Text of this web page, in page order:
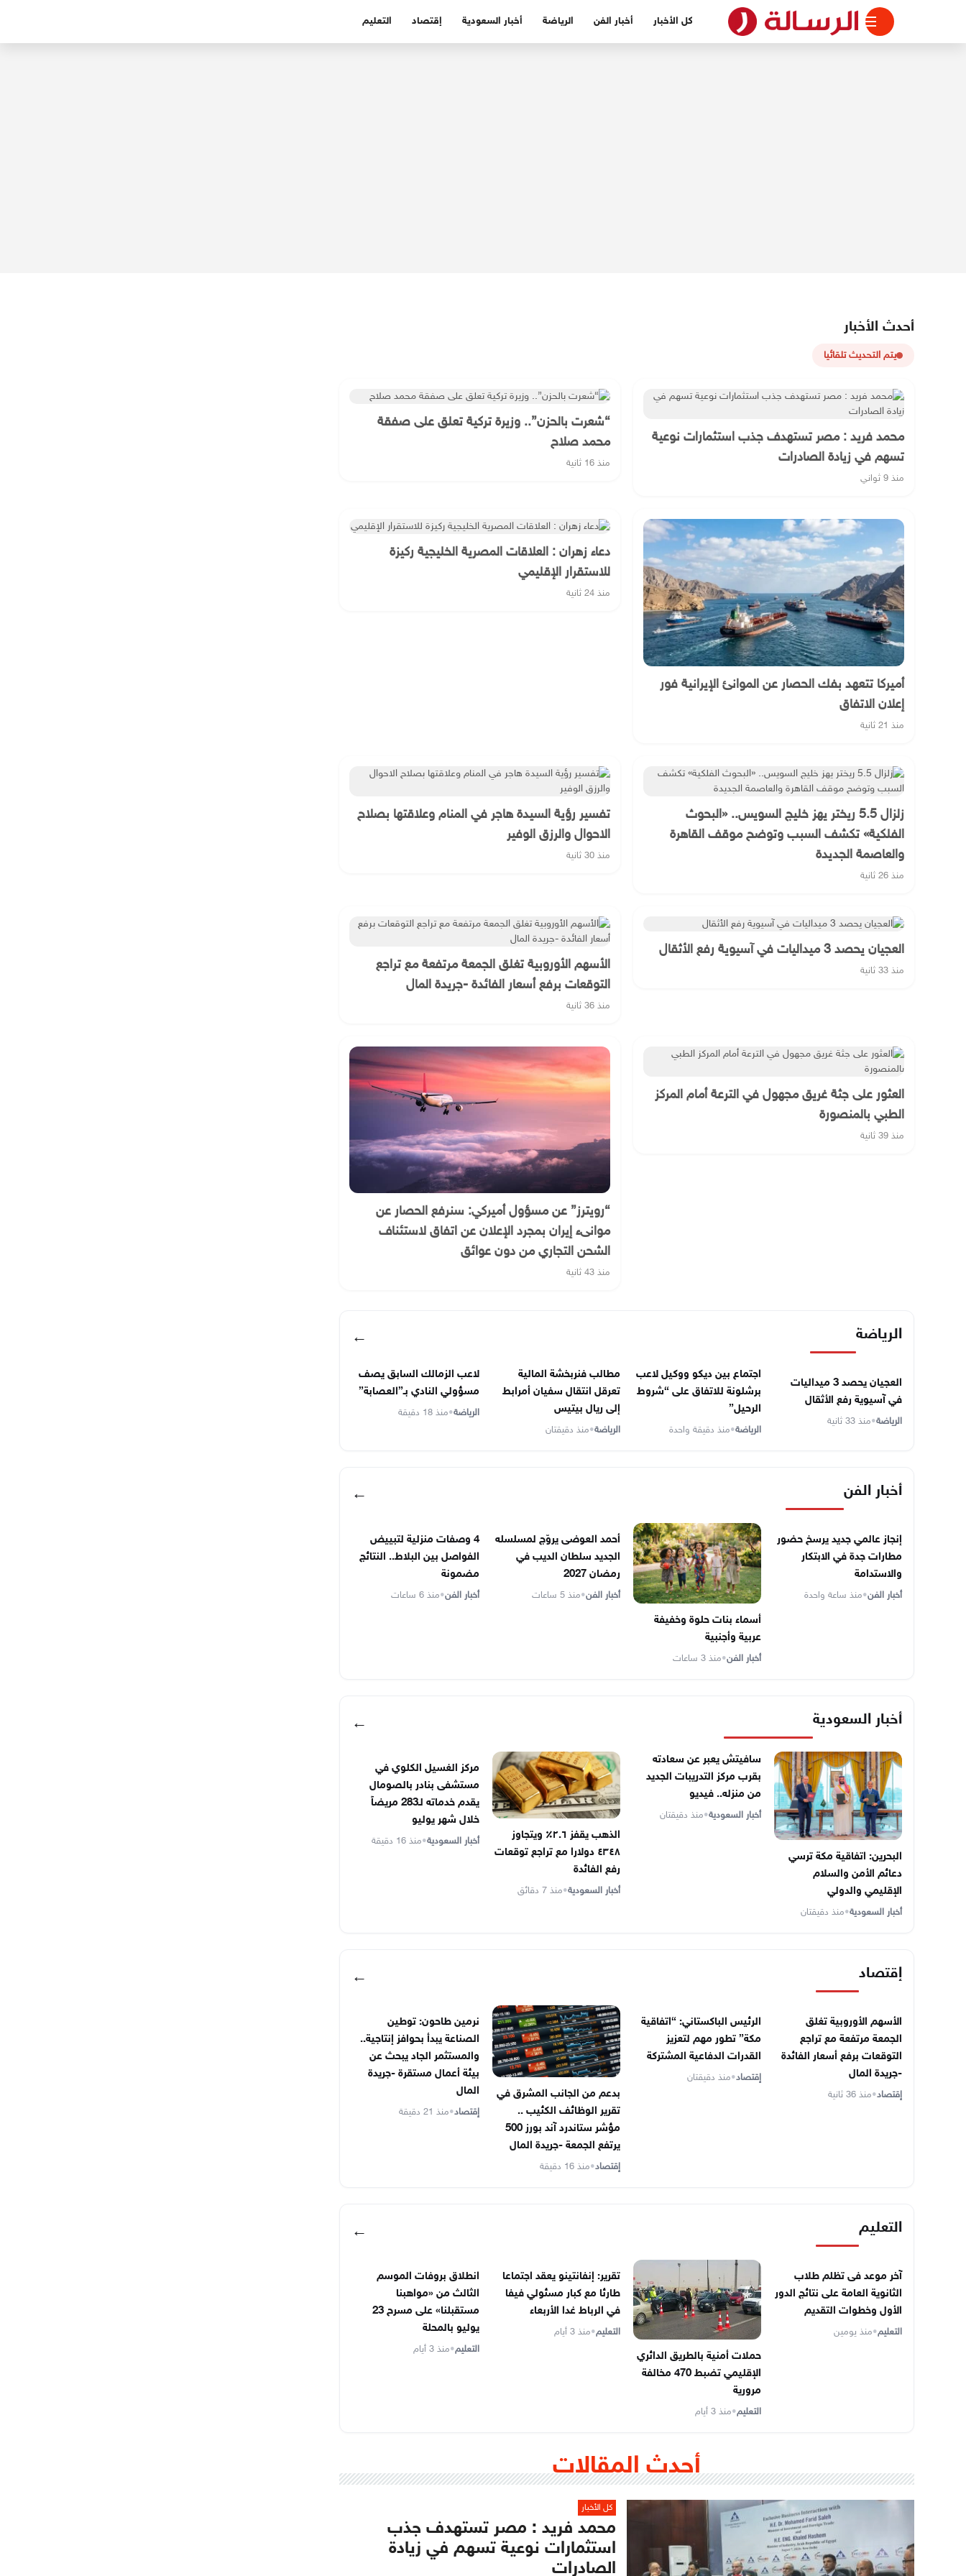
كل الأخبار أخبار الفن الرياضة أخبار السعودية إقتصاد التعليم
أحدث الأخبار
يتم التحديث تلقائيا
محمد فريد : مصر تستهدف جذب استثمارات نوعية
تسهم في زيادة الصادرات
منذ 9 ثواني
“شعرت بالحزن”.. وزيرة تركية تعلق على صفقة
محمد صلاح
منذ 16 ثانية
أميركا تتعهد بفك الحصار عن الموانئ الإيرانية فور
إعلان الاتفاق
منذ 21 ثانية
دعاء زهران : العلاقات المصرية الخليجية ركيزة
للاستقرار الإقليمي
منذ 24 ثانية
زلزال 5.5 ريختر يهز خليج السويس.. «البحوث
الفلكية» تكشف السبب وتوضح موقف القاهرة
والعاصمة الجديدة
منذ 26 ثانية
تفسير رؤية السيدة هاجر في المنام وعلاقتها بصلاح
الاحوال والرزق الوفير
منذ 30 ثانية
العجيان يحصد 3 ميداليات في آسيوية رفع الأثقال
منذ 33 ثانية
الأسهم الأوروبية تغلق الجمعة مرتفعة مع تراجع
التوقعات برفع أسعار الفائدة -جريدة المال
منذ 36 ثانية
العثور على جثة غريق مجهول في الترعة أمام المركز
الطبي بالمنصورة
منذ 39 ثانية
“رويترز” عن مسؤول أميركي: سنرفع الحصار عن
موانىء إيران بمجرد الإعلان عن اتفاق لاستئناف
الشحن التجاري من دون عوائق
منذ 43 ثانية
الرياضة ←
العجيان يحصد 3 ميداليات
في آسيوية رفع الأثقال
الرياضة•منذ 33 ثانية
اجتماع بين ديكو ووكيل لاعب
برشلونة للاتفاق على “شروط
الرحيل”
الرياضة•منذ دقيقة واحدة
مطالب فنربخشة المالية
تعرقل انتقال سفيان أمرابط
إلى ريال بيتيس
الرياضة•منذ دقيقتان
لاعب الزمالك السابق يصف
مسؤولي النادي بـ”العصابة”
الرياضة•منذ 18 دقيقة
أخبار الفن ←
إنجاز عالمي جديد يرسخ حضور
مطارات جدة في الابتكار
والاستدامة
أخبار الفن•منذ ساعة واحدة
أسماء بنات حلوة وخفيفة
عربية وأجنبية
أخبار الفن•منذ 3 ساعات
أحمد العوضى يروّج لمسلسله
الجديد سلطان الديب في
رمضان 2027
أخبار الفن•منذ 5 ساعات
4 وصفات منزلية لتبييض
الفواصل بين البلاط.. النتائج
مضمونة
أخبار الفن•منذ 6 ساعات
أخبار السعودية ←
البحرين: اتفاقية مكة ترسي
دعائم الأمن والسلام
الإقليمي والدولي
أخبار السعودية•منذ دقيقتان
سافيتش يعبر عن سعادته
بقرب مركز التدريبات الجديد
من منزله.. فيديو
أخبار السعودية•منذ دقيقتان
الذهب يقفز ٢.٦٪ ويتجاوز
٤٣٤٨ دولارا مع تراجع توقعات
رفع الفائدة
أخبار السعودية•منذ 7 دقائق
مركز الغسيل الكلوي في
مستشفى بنادر بالصومال
يقدم خدماته لـ283 مريضاً
خلال شهر يوليو
أخبار السعودية•منذ 16 دقيقة
إقتصاد ←
الأسهم الأوروبية تغلق
الجمعة مرتفعة مع تراجع
التوقعات برفع أسعار الفائدة
-جريدة المال
إقتصاد•منذ 36 ثانية
الرئيس الباكستاني: “اتفاقية
مكة” تطور مهم لتعزيز
القدرات الدفاعية المشتركة
إقتصاد•منذ دقيقتان
بدعم من الجانب المشرق في
تقرير الوظائف الكئيب ..
مؤشر ستاندرد آند بورز 500
يرتفع الجمعة -جريدة المال
إقتصاد•منذ 16 دقيقة
نرمين طاحون: توطين
الصناعة يبدأ بحوافز إنتاجية..
والمستثمر الجاد يبحث عن
بيئة أعمال مستقرة -جريدة
المال
إقتصاد•منذ 21 دقيقة
التعليم ←
آخر موعد فى تظلم طلاب
الثانوية العامة على نتائج الدور
الأول وخطوات التقديم
التعليم•منذ يومين
حملات أمنية بالطريق الدائري
الإقليمي تضبط 470 مخالفة
مرورية
التعليم•منذ 3 أيام
تقرير: إنفانتينو يعقد اجتماعا
طارئا مع كبار مسئولي فيفا
في الرباط غدا الأربعاء
التعليم•منذ 3 أيام
انطلاق بروفات الموسم
الثالث من «مواهبنا
مستقبلنا» على مسرح 23
يوليو بالمحلة
التعليم•منذ 3 أيام
أحدث المقالات
كل الأخبار
محمد فريد : مصر تستهدف جذب
استثمارات نوعية تسهم في زيادة
الصادرات